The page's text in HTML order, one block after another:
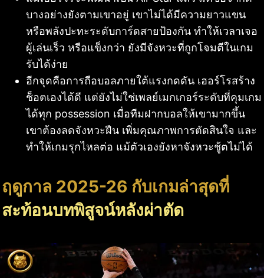
บางอย่างยังตามเขาอยู่ เขาไม่ได้มีความยาวแขน
หรือพลังปะทะระดับการ์ดสายป้องกัน ทำให้เวลาเจอ
ผู้เล่นเร็ว หรือแข็งกว่า ยังมีจังหวะที่ถูกโจมตีในเกม
รับได้ง่าย
อีกจุดคือการถือบอลภายใต้แรงกดดัน เฮอร์โรสร้าง
ช็อตเองได้ดี แต่ยังไม่ใช่เพลย์เมกเกอร์ระดับที่คุมเกม
ได้ทุก possession เมื่อทีมฝากบอลให้เขามากขึ้น
เขาต้องลดจังหวะฝืน เพิ่มคุณภาพการตัดสินใจ และ
ทำให้เกมรุกไหลต่อ แม้ตัวเองยังหาจังหวะชู้ตไม่ได้
ฤดูกาล 2025-26 กับเกมล่าสุดที่
สะท้อนบทพิสูจน์หลังผ่าตัด